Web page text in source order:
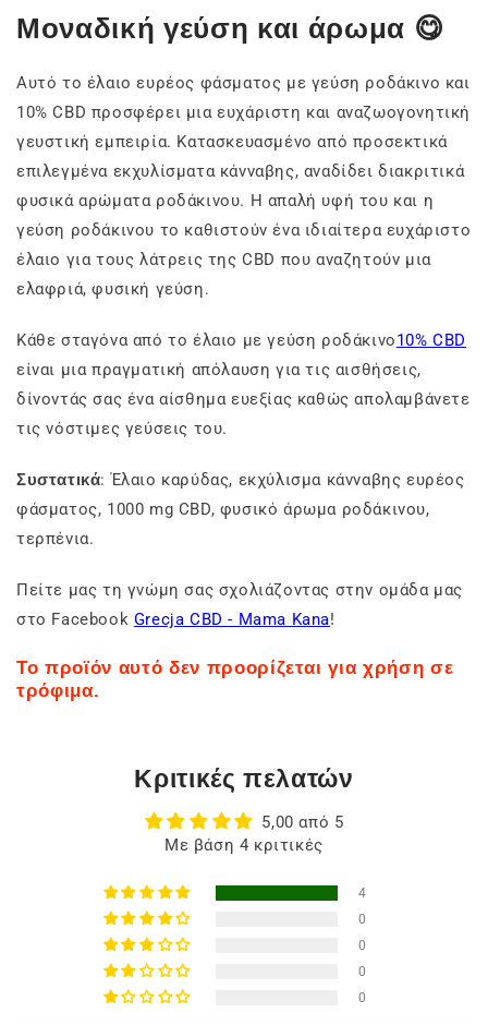
Μοναδική γεύση και άρωμα 😋
Αυτό το έλαιο ευρέος φάσματος με γεύση ροδάκινο και
10% CBD προσφέρει μια ευχάριστη και αναζωογονητική
γευστική εμπειρία. Κατασκευασμένο από προσεκτικά
επιλεγμένα εκχυλίσματα κάνναβης, αναδίδει διακριτικά
φυσικά αρώματα ροδάκινου. Η απαλή υφή του και η
γεύση ροδάκινου το καθιστούν ένα ιδιαίτερα ευχάριστο
έλαιο για τους λάτρεις της CBD που αναζητούν μια
ελαφριά, φυσική γεύση.
Κάθε σταγόνα από το έλαιο με γεύση ροδάκινο10% CBD
είναι μια πραγματική απόλαυση για τις αισθήσεις,
δίνοντάς σας ένα αίσθημα ευεξίας καθώς απολαμβάνετε
τις νόστιμες γεύσεις του.
Συστατικά: Έλαιο καρύδας, εκχύλισμα κάνναβης ευρέος
φάσματος, 1000 mg CBD, φυσικό άρωμα ροδάκινου,
τερπένια.
Πείτε μας τη γνώμη σας σχολιάζοντας στην ομάδα μας
στο Facebook Grecja CBD - Mama Kana!
Το προϊόν αυτό δεν προορίζεται για χρήση σε
τρόφιμα.
Κριτικές πελατών
5,00 από 5
Με βάση 4 κριτικές
4
0
0
0
0